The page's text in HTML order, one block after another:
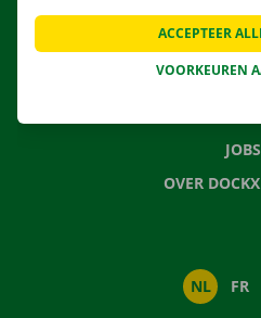
JOBS
OVER
NL FR
VOORKEUREN
ACCEPTEER